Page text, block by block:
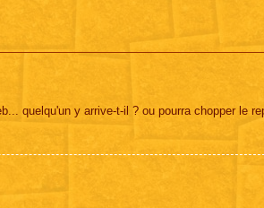
quelqu'un y arrive-t-il ? ou pourra chopper le